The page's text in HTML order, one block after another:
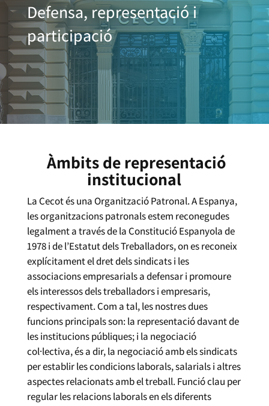
Defensa, representació i
participació
Àmbits de representació
institucional
La Cecot és una Organització Patronal. A Espanya,
les organitzacions patronals estem reconegudes
legalment a través de la Constitució Espanyola de
1978 i de l’Estatut dels Treballadors, on es reconeix
explícitament el dret dels sindicats i les
associacions empresarials a defensar i promoure
els interessos dels treballadors i empresaris,
respectivament. Com a tal, les nostres dues
funcions principals son: la representació davant de
les institucions públiques; i la negociació
col·lectiva, és a dir, la negociació amb els sindicats
per establir les condicions laborals, salarials i altres
aspectes relacionats amb el treball. Funció clau per
regular les relacions laborals en els diferents